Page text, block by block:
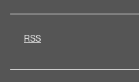
RSS